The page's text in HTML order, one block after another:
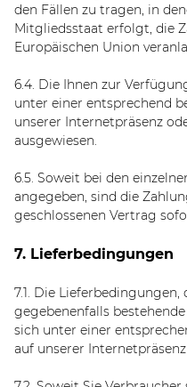
den Fällen zu tragen, in
Mitgliedsstaat erfolgt, die
Europäischen Union
6.4. Die Ihnen zur
unter einer entsprechend
unserer Internetpräsenz
ausgewiesen.
6.5. Soweit bei den
angegeben, sind die
geschlossenen Vertrag
7. Lieferbedingungen
7.1. Die
gegebenenfalls
sich unter einer
auf unserer